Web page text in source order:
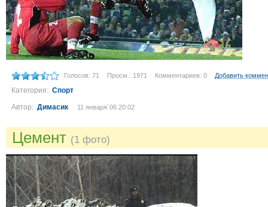
Голосов: 71 Просм.: 1971 Комментариев: 0 Добавить
Категория: Спорт
Автор: Димасик 11 января´06 20:02
Цемент (1 фото)